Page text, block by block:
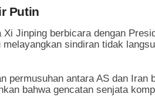
Putin
Jinping berbicara dengan
sindiran tidak
permusuhan antara AS dan Iran
bahwa gencatan senjata